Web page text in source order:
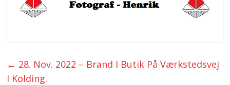
← 28. Nov. 2022 – Brand I Butik På Værkstedsvej
I Kolding.